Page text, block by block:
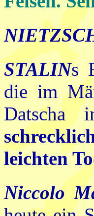
STALINs
die im
Datscha
leichten
Niccolo